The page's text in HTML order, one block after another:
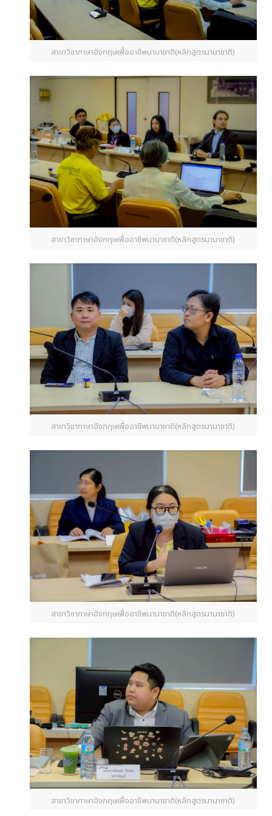
สาขาวิชาภาษาอังกฤษเพื่ออาชีพนานาชาติ(หลักสูตรนานาชาติ)
สาขาวิชาภาษาอังกฤษเพื่ออาชีพนานาชาติ(หลักสูตรนานาชาติ)
สาขาวิชาภาษาอังกฤษเพื่ออาชีพนานาชาติ(หลักสูตรนานาชาติ)
สาขาวิชาภาษาอังกฤษเพื่ออาชีพนานาชาติ(หลักสูตรนานาชาติ)
สาขาวิชาภาษาอังกฤษเพื่ออาชีพนานาชาติ(หลักสูตรนานาชาติ)